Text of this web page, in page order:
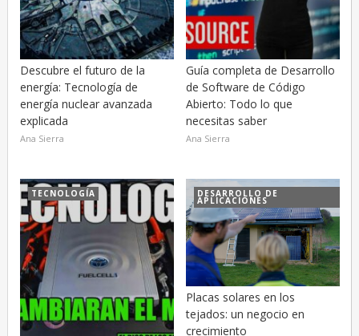
Descubre el futuro de la
energía: Tecnología de
energía nuclear avanzada
explicada
Ana Sierra
Guía completa de Desarrollo
de Software de Código
Abierto: Todo lo que
necesitas saber
Ana Sierra
TECNOLOGÍA DESARROLLO DE
APLICACIONES
Placas solares en los
tejados: un negocio en
crecimiento